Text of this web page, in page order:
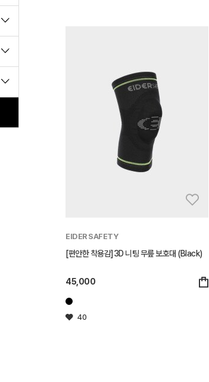
EIDER SAFETY
[편안한 착용감]3D 니팅 무릎 보호대 (Black)
45,000
40